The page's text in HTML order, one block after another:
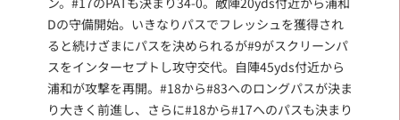
Dの守備開始。いきなりパスでフレッシュを獲得され
ると続けざまにパスを決められるが#9がスクリーンパ
スをインターセプトし攻守交代。自陣45yds付近から
浦和が攻撃を再開。#18から#83へのロングパスが決ま
り大きく前進し、さらに#18から#17へのパスも決まり